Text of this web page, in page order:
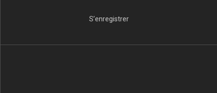
S’enregistrer